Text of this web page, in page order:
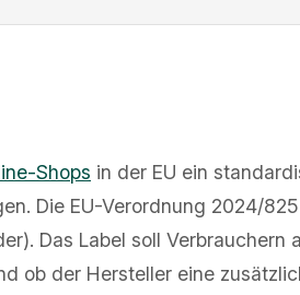
Shops in der EU ein
Die EU-Verordnung 2024/
Das Label soll Verbrauchern
ob der Hersteller eine